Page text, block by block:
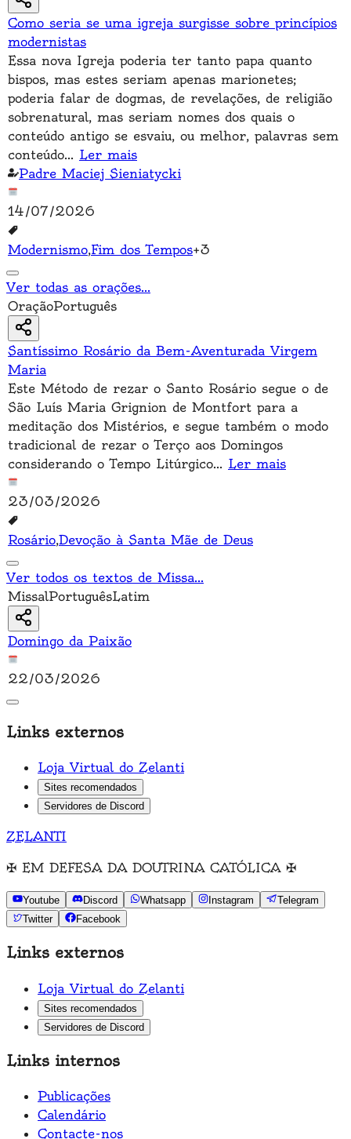
Como seria se uma igreja surgisse sobre princípios
modernistas
Essa nova Igreja poderia ter tanto papa quanto
bispos, mas estes seriam apenas marionetes;
poderia falar de dogmas, de revelações, de religião
sobrenatural, mas seriam nomes dos quais o
conteúdo antigo se esvaiu, ou melhor, palavras sem
conteúdo... Ler mais
Padre Maciej Sieniatycki
14/07/2026
Modernismo,Fim dos Tempos+3
Ver todas as orações...
OraçãoPortuguês
Santíssimo Rosário da Bem-Aventurada Virgem
Maria
Este Método de rezar o Santo Rosário segue o de
São Luís Maria Grignion de Montfort para a
meditação dos Mistérios, e segue também o modo
tradicional de rezar o Terço aos Domingos
considerando o Tempo Litúrgico... Ler mais
23/03/2026
Rosário,Devoção à Santa Mãe de Deus
Ver todos os textos de Missa...
MissalPortuguêsLatim
Domingo da Paixão
22/03/2026
Links externos
Loja Virtual do Zelanti
Sites recomendados
Servidores de Discord
ZELANTI
✠ EM DEFESA DA DOUTRINA CATÓLICA✠
Youtube Discord Whatsapp Instagram
Telegram
Twitter
Facebook
Links externos
Loja Virtual do Zelanti
Sites recomendados
Servidores de Discord
Links internos
Publicações
Calendário
Contacte-nos